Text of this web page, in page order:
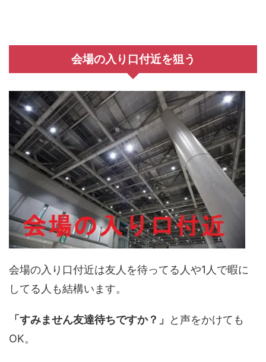
会場の入り口付近を狙う
会場の入り口付近は友人を待ってる人や1人で暇に
してる人も結構います。
「すみません友達待ちですか？」
と声をかけても
OK。